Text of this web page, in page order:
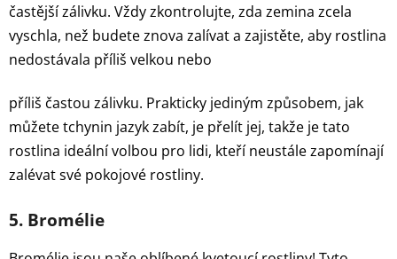
častější zálivku. Vždy zkontrolujte, zda zemina zcela
vyschla, než budete znova zalívat a zajistěte, aby rostlina
nedostávala příliš velkou nebo
příliš častou zálivku. Prakticky jediným způsobem, jak
můžete tchynin jazyk zabít, je přelít jej, takže je tato
rostlina ideální volbou pro lidi, kteří neustále zapomínají
zalévat své pokojové rostliny.
5. Bromélie